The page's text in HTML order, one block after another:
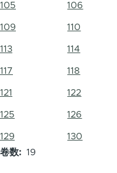
105 106
109 110
113 114
117 118
121 122
125 126
129 130
卷数
19